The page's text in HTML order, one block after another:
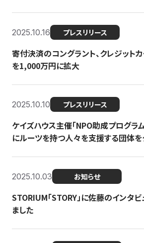
2025.10.16 プレスリリース
寄付決済のコングラント、クレジット
を1,000万円に拡大
2025.10.10 プレスリリース
ケイズハウス主催「NPO助成プログラ
にルーツを持つ人々を支援する団体を
2025.10.03 お知らせ
STORIUM「STORY」に佐藤のインタ
ました